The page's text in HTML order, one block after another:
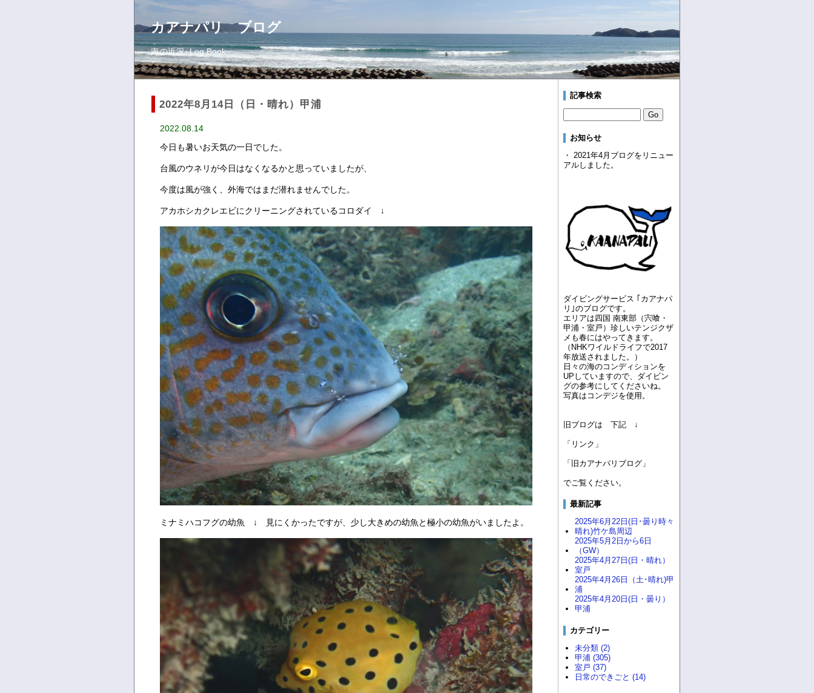
カアナパリ ブログ
海の近況~Log Book~
2022年8月14日（日・晴れ）甲浦
2022.08.14
今日も暑いお天気の一日でした。
台風のウネリが今日はなくなるかと思っていましたが、
今度は風が強く、外海ではまだ潜れませんでした。
アカホシカクレエビにクリーニングされているコロダイ ↓
ミナミハコフグの幼魚 ↓ 見にくかったですが、少し大きめの幼魚と極小の幼魚がいましたよ。
記事検索
お知らせ
・ 2021年4月ブログをリニュー
アルしました。
ダイビングサービス ｢カアナパ
リ｣のブログです。
エリアは四国 南東部（宍喰・
甲浦・室戸）珍しいテンジクザ
メも春にはやってきます。
（NHKワイルドライフで2017
年放送されました。）
日々の海のコンディションを
UPしていますので、ダイビン
グの参考にしてくださいね。
写真はコンデジを使用。
旧ブログは 下記 ↓
「リンク」
「旧カアナパリブログ」
でご覧ください。
最新記事
2025年6月22日(日･曇り時々
晴れ)竹ケ島周辺
2025年5月2日から6日
（GW）
2025年4月27日(日・晴れ）
室戸
2025年4月26日（土･晴れ)甲
浦
2025年4月20日(日・曇り）
甲浦
カテゴリー
未分類 (2)
甲浦 (305)
室戸 (37)
日常のできごと (14)